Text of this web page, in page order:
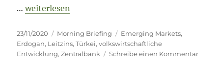
…„Morning Briefing – 23. November 2020 – Türkei
weiterlesen
Veröffentlicht
am
23/11/2020 Kategorien
Morning Briefing Schlagwörter
Emerging Markets,
Erdogan, Leitzins,Türkei,volkswirtschaftliche
Entwicklung,Zentralbank Schreibe einen Kommentarzu